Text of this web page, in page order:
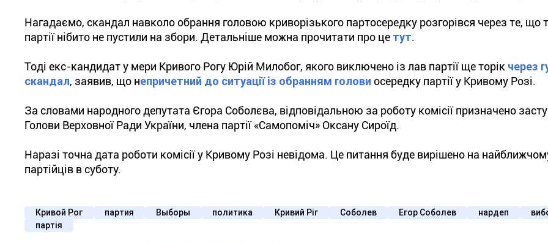
Нагадаємо, скандал навколо обрання головою криворізького партосередку розгорівся через те, що
партії нібито не пустили на збори. Детальніше можна прочитати про це тут.
Тоді екс-кандидат у мери Кривого Рогу Юрій Милобог, якого виключено із лав партії ще торік через
скандал, заявив, що непричетний до ситуації із обранням голови осередку партії у Кривому Розі.
За словами народного депутата Єгора Соболєва, відповідальною за роботу комісії призначено
Голови Верховної Ради України, члена партії «Самопоміч» Оксану Сироїд.
Наразі точна дата роботи комісії у Кривому Розі невідома. Це питання буде вирішено на
партійців в суботу.
Кривой Рог партия Выборы политика Кривий Ріг Соболев Егор Соболев нардеп
партія